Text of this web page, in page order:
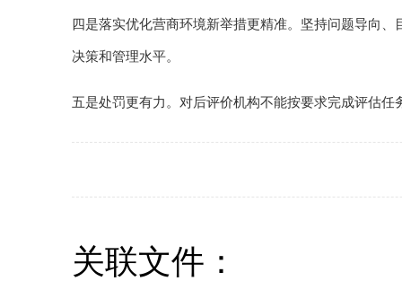
四是落实优化营商环境新举措更精准。坚持问题导向
决策和管理水平。
五是处罚更有力。对后评价机构不能按要求完成评估
关联文件：